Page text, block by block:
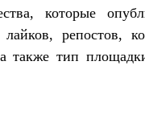
которые
лайков, репостов,
также тип